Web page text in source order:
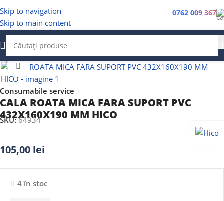
Skip to navigation
Skip to main content
0762 009 367
Faceți clic pentru a mări
Consumabile service
CALA ROATA MICA FARA SUPORT PVC
432X160X190 MM HICO
SKU:64934
105,00 lei
4 în stoc